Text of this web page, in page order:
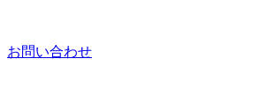
お問い合わせ